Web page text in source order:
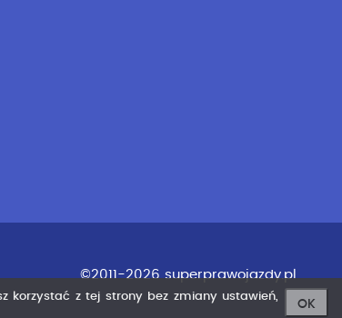
©2011-2026 superprawojazdy.pl
korzystać z tej strony bez zmiany ustawień,
OK